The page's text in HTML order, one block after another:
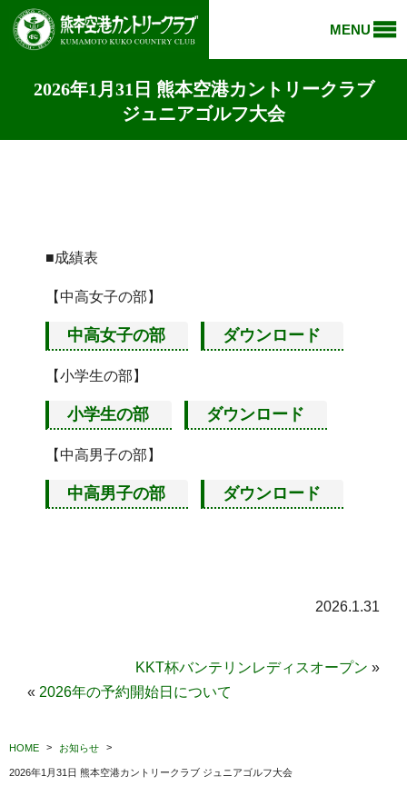
MENU
2026年1月31日 熊本空港カントリークラブ
ジュニアゴルフ大会
■成績表
【中高女子の部】
中高女子の部 ダウンロード
【小学生の部】
小学生の部 ダウンロード
【中高男子の部】
中高男子の部 ダウンロード
2026.1.31
KKT杯バンテリンレディスオープン »
« 2026年の予約開始日について
HOME お知らせ
2026年1月31日 熊本空港カントリークラブ ジュニアゴルフ大会